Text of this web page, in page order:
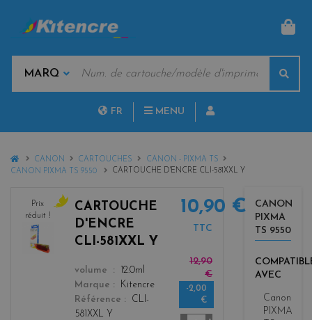
MARQUES
CLÉS
FR MENU
HOMECANON CARTOUCHES
CANON - PIXMA TS
CANON PIXMA TS 9550
CARTOUCHE D'ENCRE CLI-581XXL Y
Prix
réduit !
CARTOUCHE
D'ENCRE
CLI-581XXL Y
color
volume
12.0ml
Marque
Kitencre
Référence
CLI-
581XXL Y
10,90 €
TTC
12,90
€
-2,00
€
Quantité
CANON
PIXMA
TS 9550
AVEC
Canon
PIXMA